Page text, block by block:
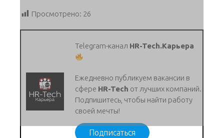
Просмотрено: 26
Telegram-канал HR-Tech.Карьера
Ежедневно публикуем вакансии в
сфере HR-Tech от лучших компаний.
Подпишитесь, чтобы найти работу
своей мечты!
Подписаться